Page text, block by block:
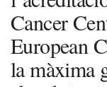
Cancer
European
la màxima